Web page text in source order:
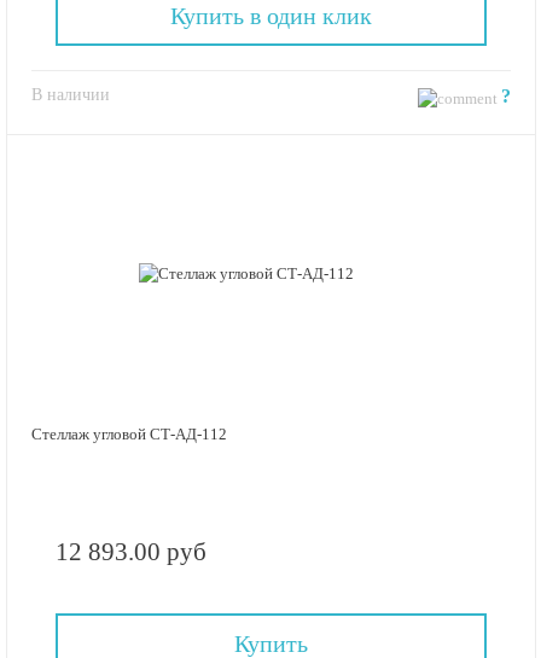
В наличии ?
Купить в один клик
Стеллаж угловой СТ-АД-112
12 893.00 руб
Купить